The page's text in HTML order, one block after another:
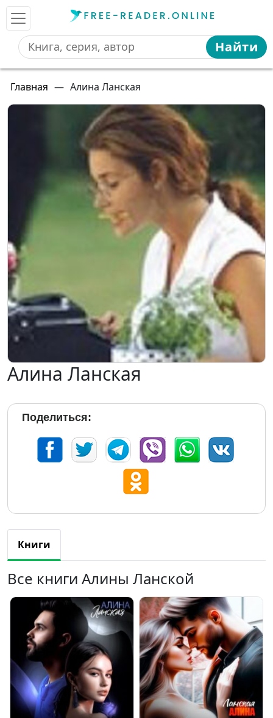
Найти
Главная — Алина Ланская
Алина Ланская
Поделиться:
Книги
Все книги Алины Ланской